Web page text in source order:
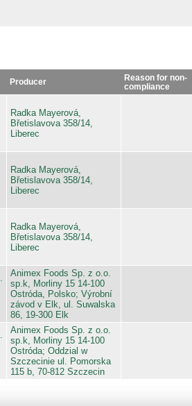
Producer
Reason for non-
compliance
Radka Mayerová,
Břetislavova 358/14,
Liberec
Radka Mayerová,
Břetislavova 358/14,
Liberec
Radka Mayerová,
Břetislavova 358/14,
Liberec
Animex Foods Sp. z o.o.
sp.k, Morliny 15 14-100
Ostróda, Polsko; Výrobní
závod v Elk, ul. Suwalska
86, 19-300 Elk
Animex Foods Sp. z o.o.
sp.k, Morliny 15 14-100
Ostróda; Oddzial w
Szczecinie ul. Pomorska
115 b, 70-812 Szczecin